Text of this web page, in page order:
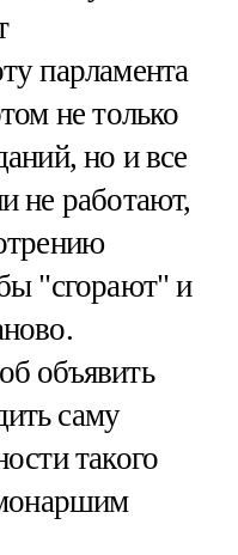
парламента
не только
но и все
не работают,
"сгорают" и
объявить
саму
такого